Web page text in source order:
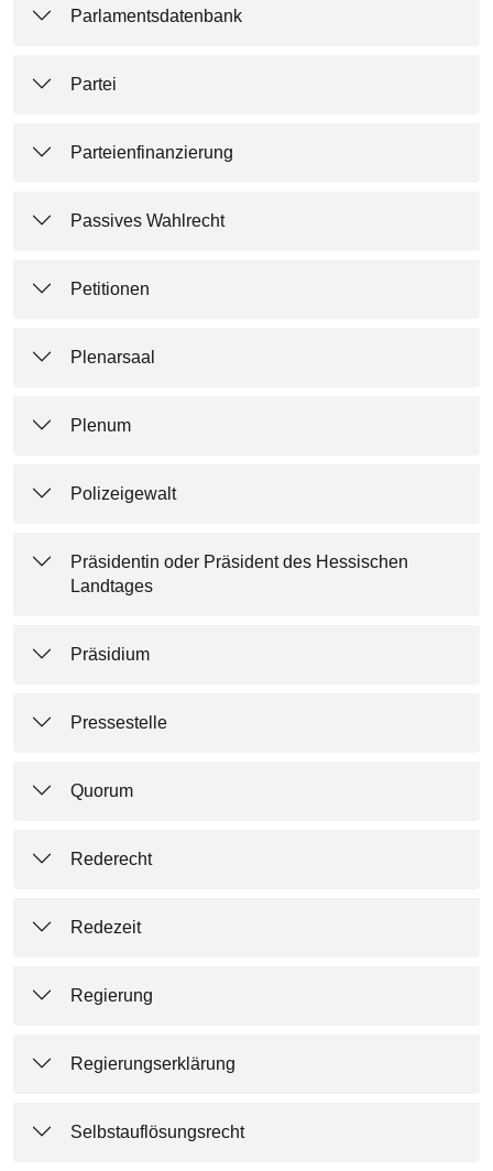
Parlamentsdatenbank
Partei
Parteienfinanzierung
Passives Wahlrecht
Petitionen
Plenarsaal
Plenum
Polizeigewalt
Präsidentin oder Präsident des Hessischen
Landtages
Präsidium
Pressestelle
Quorum
Rederecht
Redezeit
Regierung
Regierungserklärung
Selbstauflösungsrecht